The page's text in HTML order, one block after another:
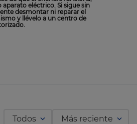
eléctrico. Si sigue sin
desmontar ni reparar el
y llévelo a un centro de
Más reciente
Todos